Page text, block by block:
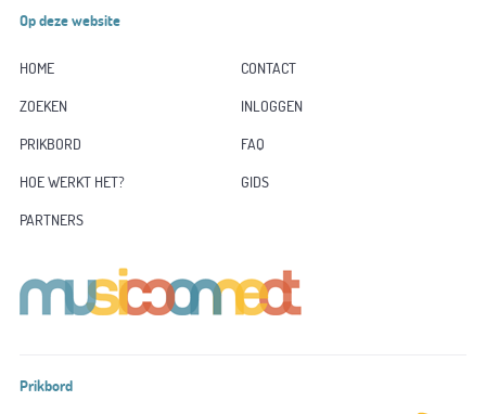
Op deze website
HOME
CONTACT
ZOEKEN
INLOGGEN
PRIKBORD
FAQ
HOE WERKT HET?
GIDS
PARTNERS
Prikbord